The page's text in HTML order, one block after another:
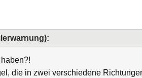
die in zwei verschiedene